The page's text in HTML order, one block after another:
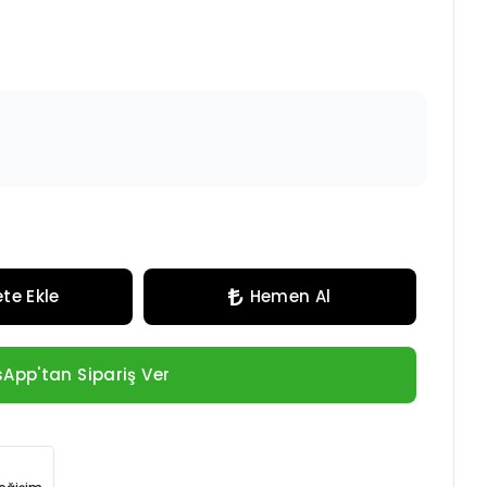
Ekle Hemen Al
Sipariş Ver